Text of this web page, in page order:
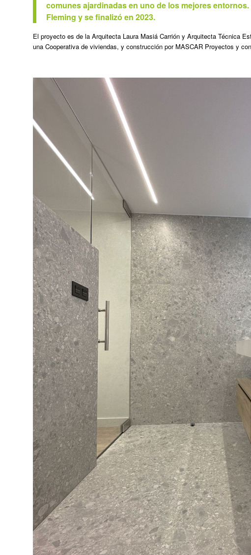
comunes ajardinadas en uno de los mejores
Fleming y se finalizó en 2023.
El proyecto es de la Arquitecta Laura Masiá Carrión y Arquitecta Técnica
una Cooperativa de viviendas, y construcción por MASCAR Proyectos y